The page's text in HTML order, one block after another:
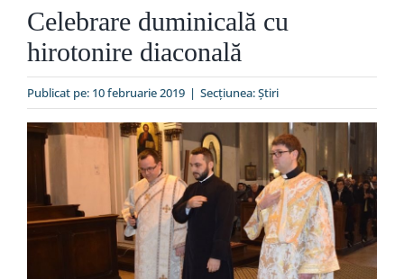
Organizare
Liturgic
Special
Celebrare duminicală cu
hirotonire diaconală
Publicat pe: 10 februarie 2019 | Secțiunea:Ştiri